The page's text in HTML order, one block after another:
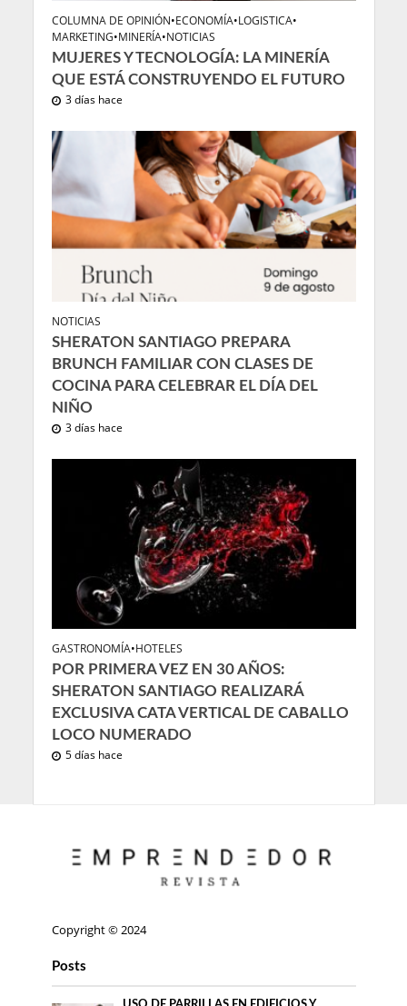
COLUMNA DE OPINIÓN•ECONOMÍA•LOGISTICA•
MARKETING•MINERÍA•NOTICIAS
MUJERES Y TECNOLOGÍA: LA MINERÍA
QUE ESTÁ CONSTRUYENDO EL FUTURO
3 días hace
NOTICIAS
SHERATON SANTIAGO PREPARA
BRUNCH FAMILIAR CON CLASES DE
COCINA PARA CELEBRAR EL DÍA DEL
NIÑO
3 días hace
GASTRONOMÍA•HOTELES
POR PRIMERA VEZ EN 30 AÑOS:
SHERATON SANTIAGO REALIZARÁ
EXCLUSIVA CATA VERTICAL DE CABALLO
LOCO NUMERADO
5 días hace
Copyright © 2024
Posts